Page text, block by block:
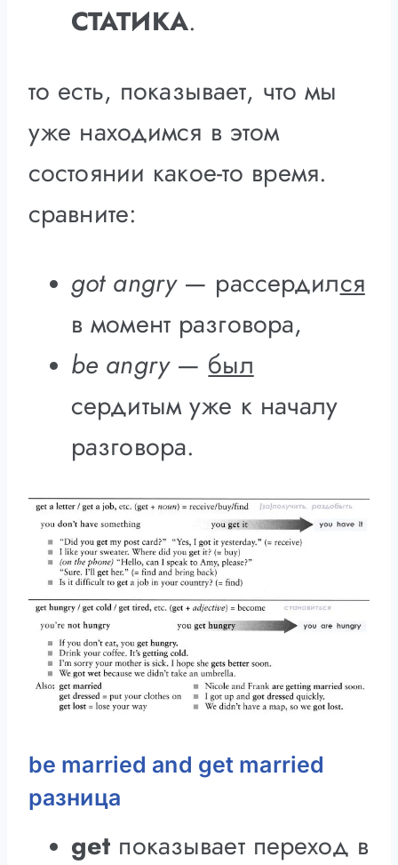
СТАТИКА.
то есть, показывает, что мы
уже находимся в этом
состоянии какое-то время.
сравните:
got angry— рассердился
в момент разговора,
be angry— был
сердитым уже к началу
разговора.
be married and get married
разница
get показывает переход в